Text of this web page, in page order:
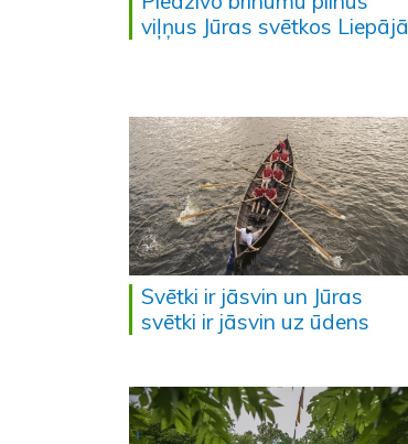
viļņus Jūras svētkos Liepājā
Svētki ir jāsvin un Jūras
svētki ir jāsvin uz ūdens